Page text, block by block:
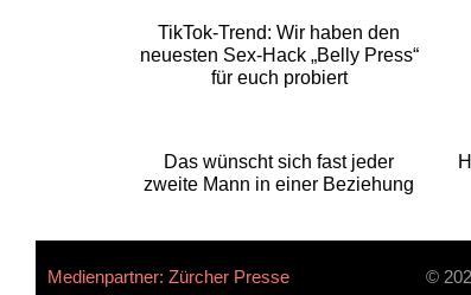
TikTok-Trend: Wir haben den
neuesten Sex-Hack „Belly Press“
für euch probiert
Das wünscht sich fast jeder
zweite Mann in einer Beziehung
Medienpartner: Zürcher Presse
©